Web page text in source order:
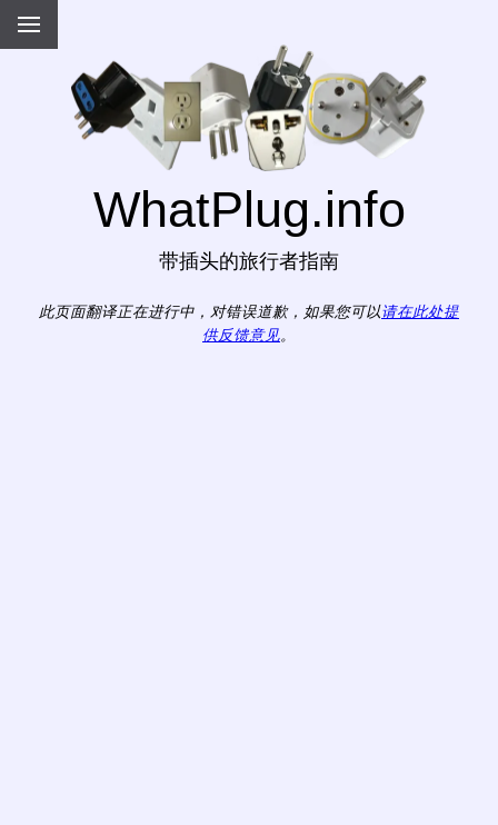
WhatPlug.info
带插头的旅行者指南
此页面翻译正在进行中，对错误道歉，如果您可以请在此处提
供反馈意见。